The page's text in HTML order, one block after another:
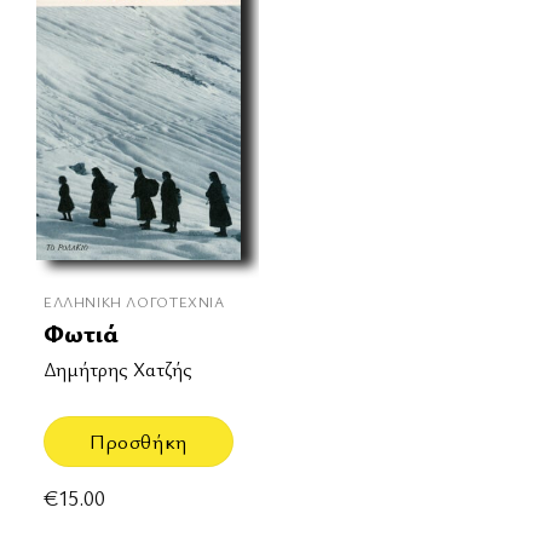
ΕΛΛΗΝΙΚΉ ΛΟΓΟΤΕΧΝΊΑ
Φωτιά
Δημήτρης Χατζής
Προσθήκη
€15.00